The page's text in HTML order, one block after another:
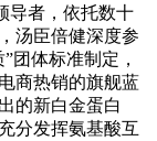
导者，依托数十
汤臣倍健深度参
团体标准制定，
商热销的旗舰蓝
的新白金蛋白
分发挥氨基酸互